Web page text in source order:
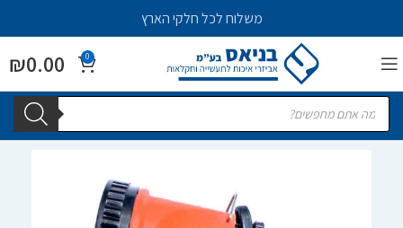
משלוח לכל חלקי הארץ
0
₪0.00